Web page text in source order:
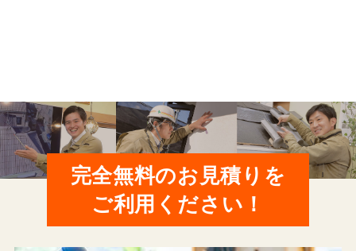
完全無料のお見積りを
ご利用ください！